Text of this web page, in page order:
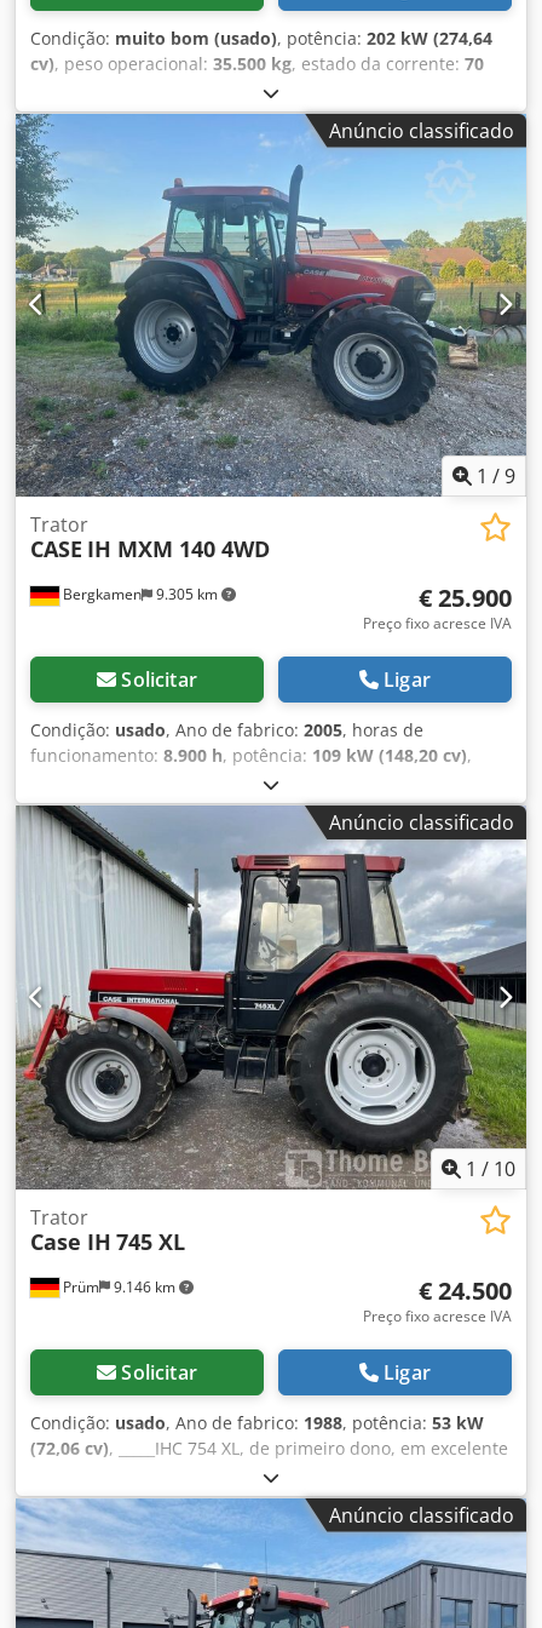
Condição: muito bom (usado), potência: 202 kW (274,64
cv), peso operacional: 35.500 kg, estado da corrente: 70
, Ano de fabrico:
funcionamento:9.139 h, Equipamento:ar condicionado,
CASE CX330 Ano de fabricação: 2006 Horas de operação:
9.139 horas Cabine fechada Ar condicionado Dcjdpfxszp
Rm Ro Abmok Rádio Sistema de lubrificação central Braço
padrão Lança: 3,30 m Instalação completa para
ferramentas (martelo, pinça, tesoura) Engate rápido OQ80
1 concha – 800 mm de largura 1 pinça – funcional,
necessita de reparação Conjunto de esteiras com
aproximadamente 70% de vida útil restante Placas de base
com 600 mm de largura Motor Isuzu com 202 kW
Certificação CE Dimensões para transporte: 10,8 x 3 x 3,40
m Peso operacional: 35,5 toneladas.
Anúncio classificado
1 /9
Bergkamen 9.305 km
Trator
CASE IH MXM 140 4WD
€ 25.900
Preço fixo acresce IVA
Solicitar Ligar
Condição: usado, Ano de fabrico: 2005, horas de
funcionamento: 8.900 h, potência: 109 kW (148,20 cv),
ABS, ar condicionado, cabina, tração
integral, Peso morto: 5.868 kg Comprimento: 4.692 mm
Largura: 2.507 mm Dcedowlmt Ispfx Abmek Altura: 2.997
mm Distância entre eixos: 2.723 mm Potência nominal:
105,9 kW, 144 cv Velocidade nominal: 2.200 rpm Número
de cilindros: 6 Deslocamento: 7.480 cm³ Aumento de
torque: 51,3 Tração nas quatro rodas
Anúncio classificado
1 / 10
Prüm 9.146 km
Trator
Case IH 745 XL
€ 24.500
Preço fixo acresce IVA
Solicitar Ligar
Condição: usado, Ano de fabrico: 1988, potência: 53 kW
(72,06 cv), _____IHC 754 XL, de primeiro dono, em excelente
estado. Horas de utilização: aproximadamente 8.600. Ano
de fabricação: 1988. Elevação dianteira. Tomada de força
dianteira. Caixa de velocidades de 30 km/h. Preço:
24.500,00 euros, sem IVA. Localização: [informação
ausente]. Dcjdszdmutopfx Abmsk
Anúncio classificado